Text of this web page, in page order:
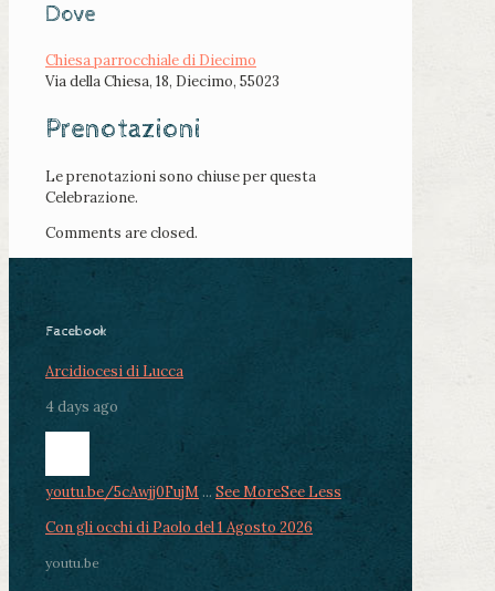
Dove
Chiesa parrocchiale di Diecimo
Via della Chiesa, 18, Diecimo, 55023
Prenotazioni
Le prenotazioni sono chiuse per questa
Celebrazione.
Comments are closed.
Facebook
Arcidiocesi di Lucca
4 days ago
youtu.be/5cAwjj0FujM ... See MoreSee Less
Con gli occhi di Paolo del 1 Agosto 2026
youtu.be